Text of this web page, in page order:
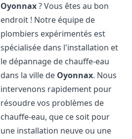
Oyonnax? Vous êtes au bon
endroit ! Notre équipe de
plombiers expérimentés est
spécialisée dans l'installation et
le dépannage de chauffe-eau
dans la ville de Oyonnax. Nous
intervenons rapidement pour
résoudre vos problèmes de
chauffe-eau, que ce soit pour
une installation neuve ou une